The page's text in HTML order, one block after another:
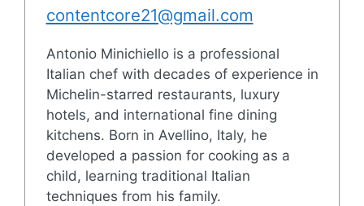
contentcore21@gmail.com
Antonio Minichiello is a professional
Italian chef with decades of experience in
Michelin-starred restaurants, luxury
hotels, and international fine dining
kitchens. Born in Avellino, Italy, he
developed a passion for cooking as a
child, learning traditional Italian
techniques from his family.